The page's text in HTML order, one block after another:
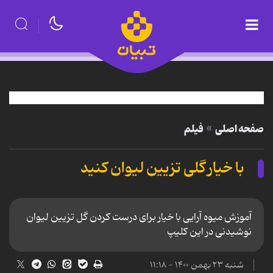
صفحه اصلی فیلم
با خیار گلی تزیین لیوان کنید
آموزش میوه آرایی با خیار برای درست کردن گل تزیین لیوان
نوشیدنی در این کلیپ
شنبه ۲۳ بهمن ۱۴۰۰ - ۱۱:۱۸